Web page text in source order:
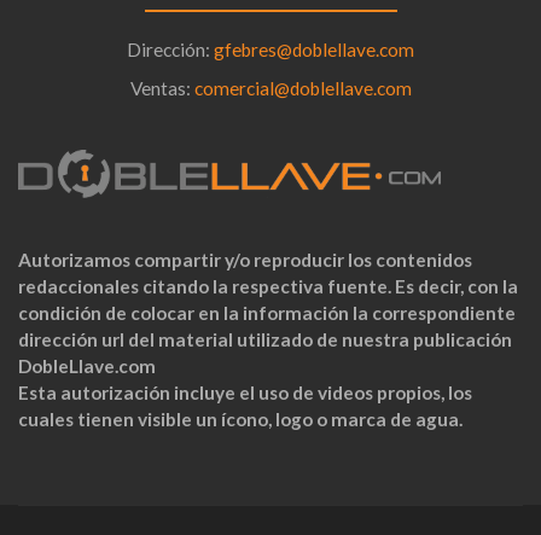
Dirección: gfebres@doblellave.com
Ventas: comercial@doblellave.com
Autorizamos compartir y/o reproducir los contenidos
redaccionales citando la respectiva fuente. Es decir, con la
condición de colocar en la información la correspondiente
dirección url del material utilizado de nuestra publicación
DobleLlave.com
Esta autorización incluye el uso de videos propios, los
cuales tienen visible un ícono, logo o marca de agua.